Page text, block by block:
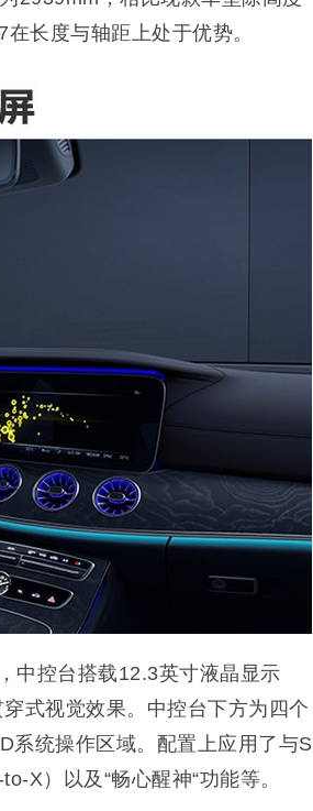
在长度与轴距上处于优势。
中控台搭载12.3英寸液晶显示
式视觉效果。中控台下方为四个
系统操作区域。配置上应用了与S
）以及“畅心醒神“功能等。